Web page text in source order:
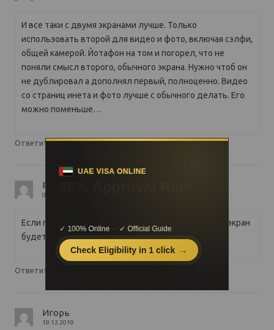
И все таки с двумя экранами лучше. Только
использовать второй для видео и фото, включая сэлфи,
общей камерой. Йотафон на том и погорел, что не
поняли смысл второго, обычного экрана. Нужно чтоб он
не дублировал а дополнял первый, полноценно. Видео
со страниц инета и фото лучше с обычного делать. Его
можно поменьше…
Ответить ↓
Ринат
07.11.2019
Если подложна не будет гибкой (серия мебиус) то экран
будет биться. Проверено на электронных книгах
Ответить
Игорь
19.12.2019